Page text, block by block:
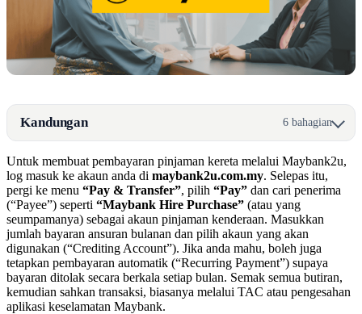
Kandungan 6 bahagian
Untuk membuat pembayaran pinjaman kereta melalui Maybank2u,
log masuk ke akaun anda di maybank2u.com.my. Selepas itu,
pergi ke menu “Pay & Transfer”, pilih “Pay” dan cari penerima
(“Payee”) seperti “Maybank Hire Purchase” (atau yang
seumpamanya) sebagai akaun pinjaman kenderaan. Masukkan
jumlah bayaran ansuran bulanan dan pilih akaun yang akan
digunakan (“Crediting Account”). Jika anda mahu, boleh juga
tetapkan pembayaran automatik (“Recurring Payment”) supaya
bayaran ditolak secara berkala setiap bulan. Semak semua butiran,
kemudian sahkan transaksi, biasanya melalui TAC atau pengesahan
aplikasi keselamatan Maybank.